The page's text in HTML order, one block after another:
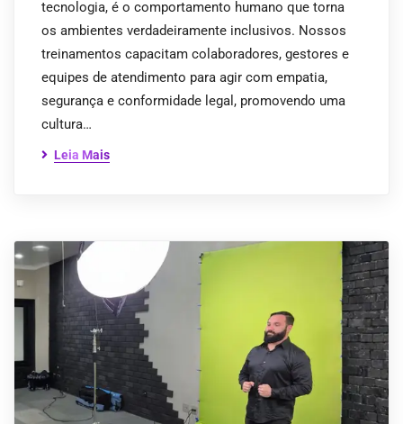
tecnologia, é o comportamento humano que torna
os ambientes verdadeiramente inclusivos. Nossos
treinamentos capacitam colaboradores, gestores e
equipes de atendimento para agir com empatia,
segurança e conformidade legal, promovendo uma
cultura…
Leia Mais